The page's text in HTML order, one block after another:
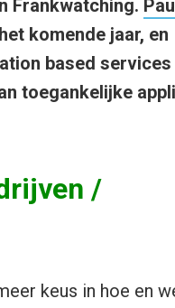
Frankwatching.
komende jaar, en
based services
toegankelijke
/
keus in hoe en